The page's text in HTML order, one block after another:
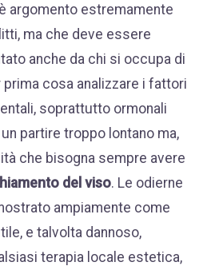
argomento estremamente
ma che deve essere
anche da chi si occupa di
soprattutto ormonali
partire troppo lontano ma,
che bisogna sempre avere
del viso. Le odierne
ampiamente come
e talvolta dannoso,
terapia locale estetica,